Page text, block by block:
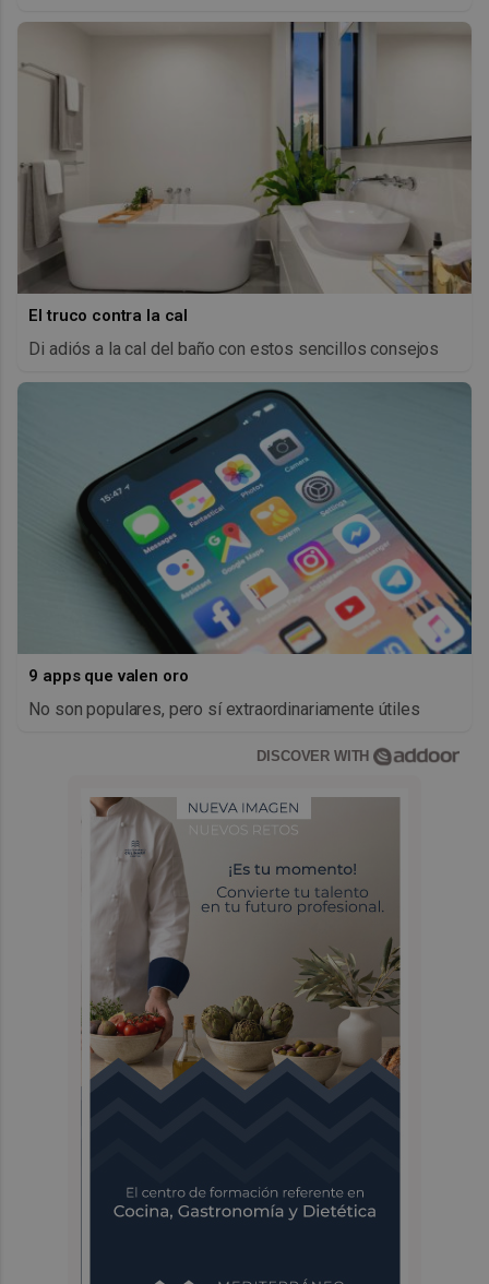
El truco contra la cal
Di adiós a la cal del baño con estos sencillos consejos
9 apps que valen oro
No son populares, pero sí extraordinariamente útiles
DISCOVER WITH